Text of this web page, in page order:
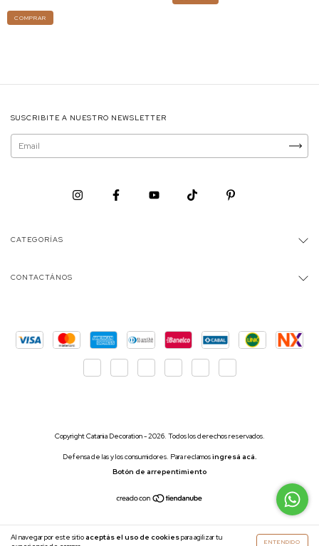
Al navegar por este sitioaceptás el uso de cookiespara agilizar tu
ENTENDIDO
COMPRAR
SUSCRIBITE A NUESTRO NEWSLETTER
CATEGORÍAS
CONTACTÁNOS
Copyright Catania Decoration - 2026. Todos los derechos reservados.
Defensa de las y los consumidores. Para reclamosingresá acá.
Botón de arrepentimiento